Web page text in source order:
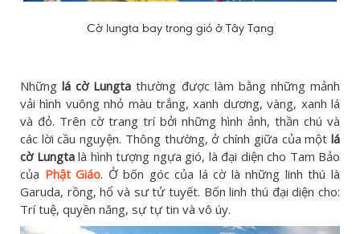
Cờ lungta bay trong gió ở Tây Tạng
Nhữnglá cờ Lungta thường được làm bằng những mảnh
vải hình vuông nhỏ màu trắng, xanh dương, vàng, xanh lá
và đỏ. Trên cờ trang trí bởi những hình ảnh, thần chú và
các lời cầu nguyện. Thông thường, ở chính giữa của một lá
cờ Lungtalà hình tượng ngựa gió, là đại diện cho Tam Bảo
của Phật Giáo. Ở bốn góc của lá cờ là những linh thú là
Garuda, rồng, hổ và sư tử tuyết. Bốn linh thú đại diện cho:
Trí tuệ, quyền năng, sự tự tin và vô úy.